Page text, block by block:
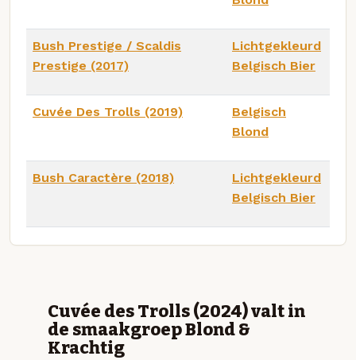
Bush Prestige / Scaldis
Prestige (2017)
Lichtgekleurd
Belgisch Bier
Cuvée Des Trolls (2019)
Belgisch
Blond
Bush Caractère (2018)
Lichtgekleurd
Belgisch Bier
Cuvée des Trolls (2024) valt in
de smaakgroep Blond &
Krachtig